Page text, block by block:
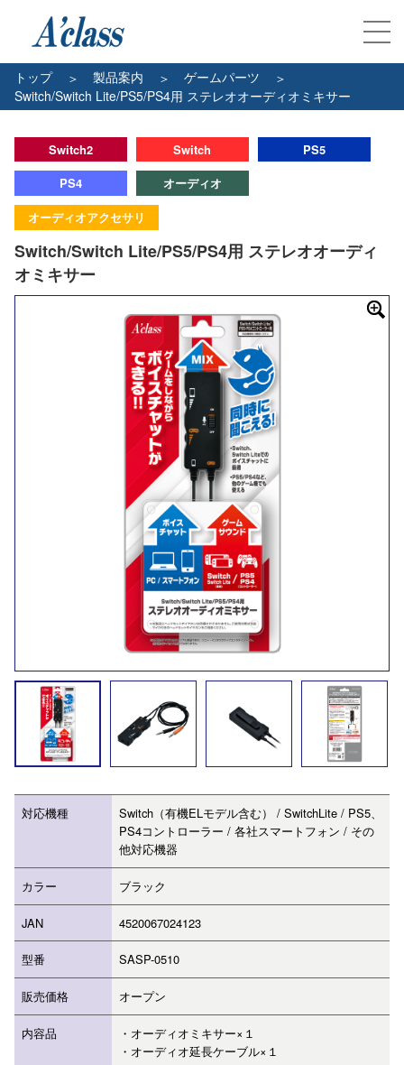
トップ 製品案内
ゲームパーツ
Switch/Switch Lite/PS5/PS4用 ステレオオーディオミキサー
Switch2 Switch
PS5
PS4
オーディオ
オーディオアクセサリ
Switch/Switch Lite/PS5/PS4用 ステレオオーディ
オミキサー
対応機種
Switch（有機ELモデル含む） / SwitchLite / PS5、
PS4コントローラー / 各社スマートフォン / その
他対応機器
カラー ブラック
JAN 4520067024123
型番 SASP-0510
販売価格 オープン
内容品
・オーディオミキサー×１
・オーディオ延長ケーブル×１